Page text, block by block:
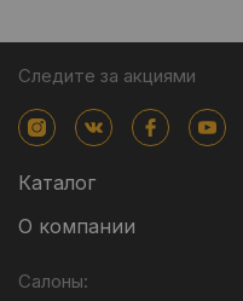
Следите за акциями
Каталог
О компании
Салоны: